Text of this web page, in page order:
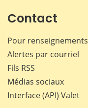
Contact
Pour renseignements
Alertes par courriel
Fils RSS
Médias sociaux
Interface (API) Valet